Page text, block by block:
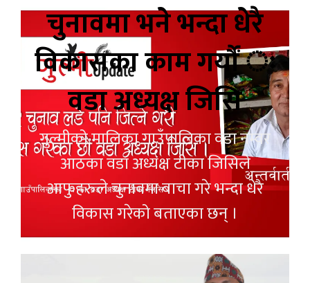
चुनावमा भने भन्दा धेरै
विकासका काम गर्यौं ः
वडा अध्यक्ष जिसि
गुल्मीको मालिका गाउँपालिका वडा नम्वर
आठका वडा अध्यक्ष टीका जिसिले
आफुहरुले चुनावमा बाचा गरे भन्दा धेरै
विकास गरेको बताएका छन् ।